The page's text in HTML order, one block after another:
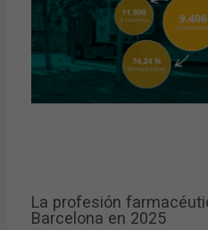
La profesión
Barcelona en 2025